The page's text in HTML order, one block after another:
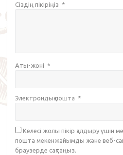
Сіздің пікіріңіз *
Аты-жөні *
Электрондық пошта *
Келесі жолы пікір қалдыру үшін
пошта мекенжайымды және веб-
браузерде сақтаңыз.